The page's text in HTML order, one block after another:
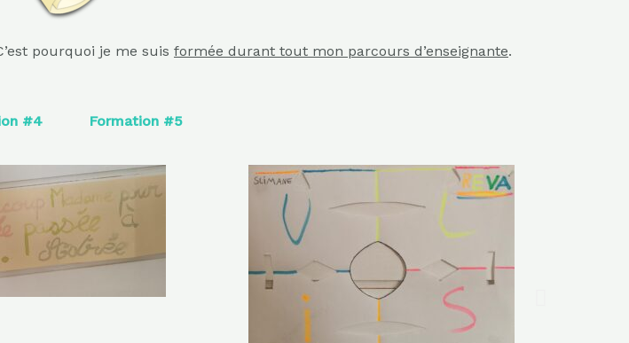
pourquoi je me suis formée durant tout mon parcours d’enseignante.
#4 Formation #5